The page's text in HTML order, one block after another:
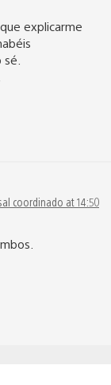
explicarme
coordinado at 14:50